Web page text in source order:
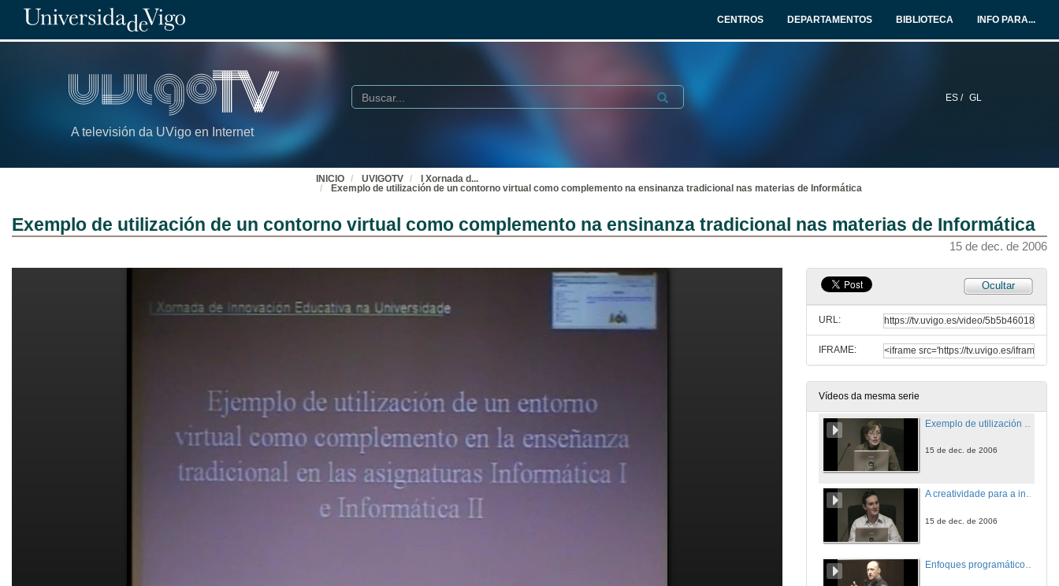
CENTROS DEPARTAMENTOS BIBLIOTECA INFO PARA...
A televisión da UVigo en Internet
ES / GL
Buscar Submit
INICIO UVIGOTV I Xornada d...
Exemplo de utilización de un contorno virtual como complemento na ensinanza tradicional nas materias de Informática
Exemplo de utilización de un contorno virtual como complemento na ensinanza tradicional nas materias de Informática
15 de dec. de 2006
Ocultar
URL:
IFRAME:
Vídeos da mesma serie
15 de dec. de 2006
15 de dec. de 2006
15 de dec. de 2006
Coloquio
Aclarando dúbidas e debatindo sobre temas relacionados
Aplicacións de novas tecnoloxías audiovisuais á ensinanza de Bioloxía
15 de dec. de 2006
15 de dec. de 2006
A creatividade para a innovación docente universitaria
15 de dec. de 2006